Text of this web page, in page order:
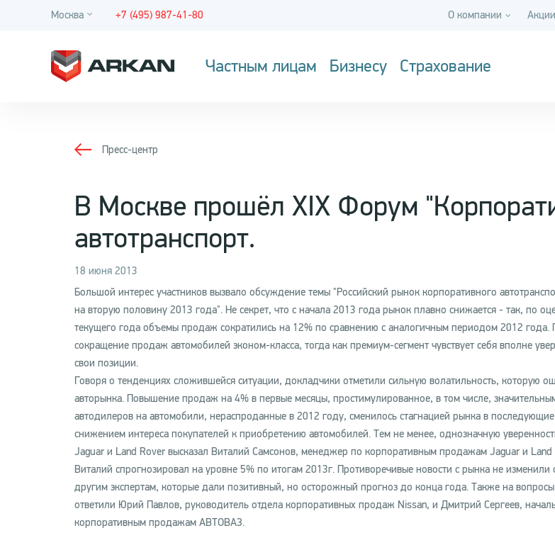
Москва +7 (495) 987-41-80 О компании Акции
Частным лицам Бизнесу Страхование
Пресс-центр
В Москве прошёл XIX Форум
автотранспорт.
18 июня 2013
Большой интерес участников вызвало обсуждение темы "Российский рынок корпоративного
на вторую половину 2013 года". Не секрет, что с начала 2013 года рынок плавно снижается - так, по
текущего года объемы продаж сократились на 12% по сравнению с аналогичным периодом 2012 года.
сокращение продаж автомобилей эконом-класса, тогда как премиум-сегмент чувствует себя вполне
свои позиции.
Говоря о тенденциях сложившейся ситуации, докладчики отметили сильную волатильность, которую
авторынка. Повышение продаж на 4% в первые месяцы, простимулированное, в том числе,
автодилеров на автомобили, нераспроданные в 2012 году, сменилось стагнацией рынка в
снижением интереса покупателей к приобретению автомобилей. Тем не менее, однозначную
Jaguar и Land Rover высказал Виталий Самсонов, менеджер по корпоративным продажам Jaguar и Land
Виталий спрогнозировал на уровне 5% по итогам 2013г. Противоречивые новости с рынка не изменили
другим экспертам, которые дали позитивный, но осторожный прогноз до конца года. Также на
ответили Юрий Павлов, руководитель отдела корпоративных продаж Nissan, и Дмитрий Сергеев,
корпоративным продажам АВТОВАЗ.